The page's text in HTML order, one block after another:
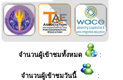
จำนวนผู้เข้าชมทั้งหมด :
จำนวนผู้เข้าชมวันนี้ :